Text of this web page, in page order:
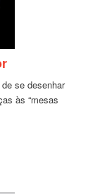
se desenhar
às “mesas